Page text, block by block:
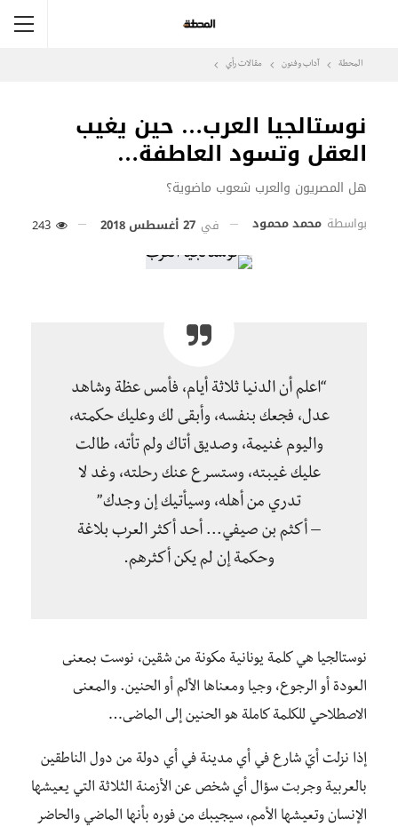
المحطة آداب وفنون مقالات رأي
نوستالجيا العرب… حين يغيب
العقل وتسود العاطفة…
هل المصريون والعرب شعوب ماضوية؟
بواسطة محمد محمود في 27 أغسطس 2018
“اعلم أن الدنيا ثلاثة أيام، فأمس عظة وشاهد
عدل، فجعك بنفسه، وأبقى لك وعليك حكمته،
واليوم غنيمة، وصديق أتاك ولم تأته، طالت
عليك غيبته، وستسرع عنك رحلته، وغد لا
تدري من أهله، وسيأتيك إن وجدك”
– أكثم بن صيفي… أحد أكثر العرب بلاغة
وحكمة إن لم يكن أكثرهم.
نوستالجيا هي كلمة يونانية مكونة من شقين، نوست بمعنى
العودة أو الرجوع، وجيا ومعناها الألم أو الحنين. والمعنى
الاصطلاحي للكلمة كاملة هو الحنين إلى الماضى…
إذا نزلت أيّ شارع في أي مدينة في أي دولة من دول الناطقين
بالعربية وجربت سؤال أي شخص عن الأزمنة الثلاثة التي يعيشها
الإنسان وتعيشها الأمم، سيجيبك من فوره بأنها الماضي والحاضر